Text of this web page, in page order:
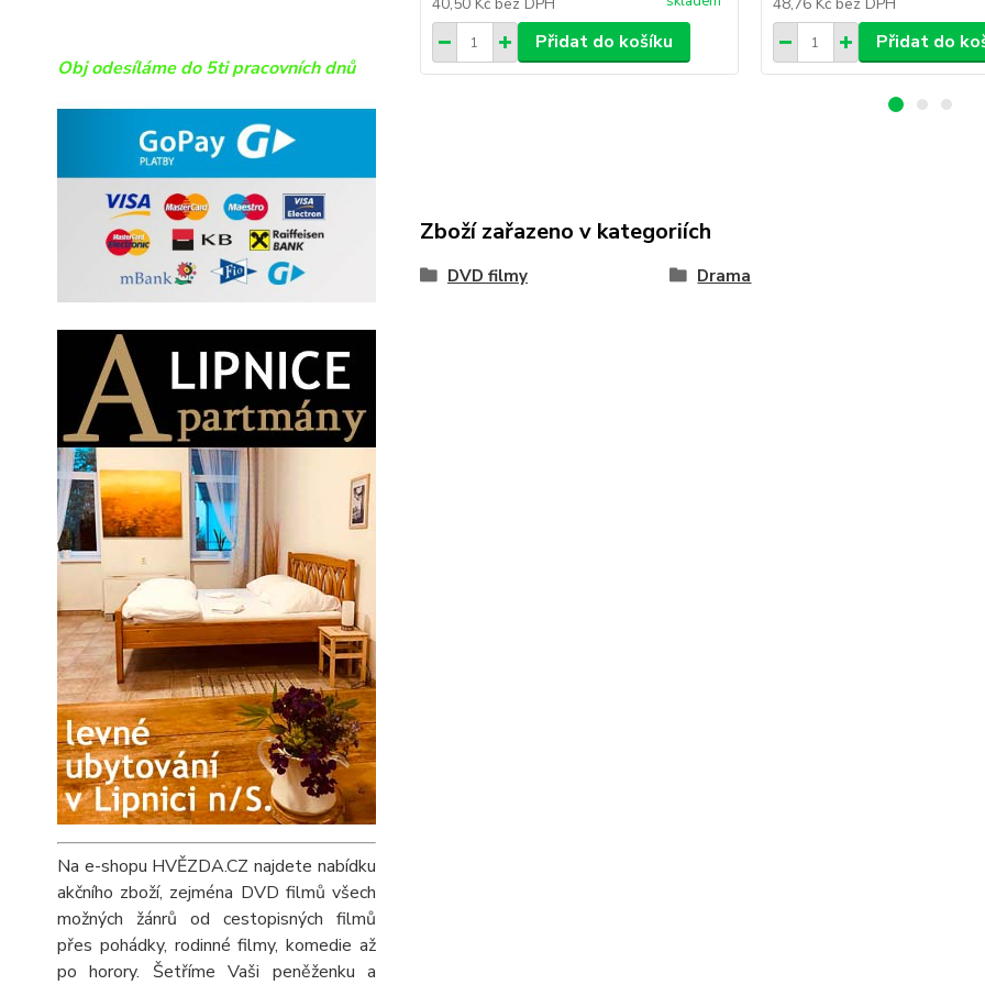
Obj odesíláme do 5ti pracovních dnů
Na e-shopu HVĚZDA.CZ najdete nabídku
akčního zboží, zejména DVD filmů všech
možných žánrů od cestopisných filmů
přes pohádky, rodinné filmy, komedie až
po horory. Šetříme Vaši peněženku a
40,50 Kč bez DPH
Přidat do košíku
48,76 Kč bez DPH
Přidat do
Zboží zařazeno v kategoriích
DVD filmy Drama